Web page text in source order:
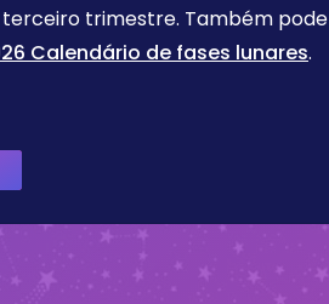
trimestre. Também pode
Calendário de fases lunares.